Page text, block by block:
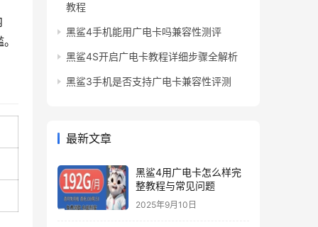
教程
黑鲨4手机能用广电卡吗兼容性测评
黑鲨4S开启广电卡教程详细步骤全解析
黑鲨3手机是否支持广电卡兼容性评测
最新文章
黑鲨4用广电卡怎么样完
整教程与常见问题
2025年9月10日